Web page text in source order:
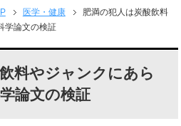
医学・健康
肥満の犯人は炭酸飲料
学論文の検証
料やジャンクにあら
論文の検証